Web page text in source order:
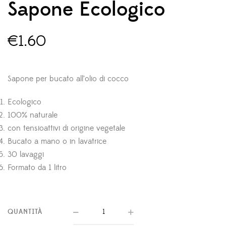
Sapone Ecologico
€1.60
Sapone per bucato all’olio di cocco
Ecologico
100% naturale
con tensioattivi di origine vegetale
Bucato a mano o in lavatrice
30 lavaggi
Formato da 1 litro
QUANTITÀ